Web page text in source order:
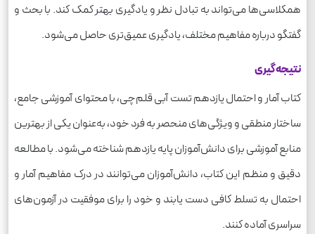
همکلاسی‌ها می‌تواند به تبادل نظر و یادگیری بهتر کمک کند. با بحث و
گفتگو درباره مفاهیم مختلف، یادگیری عمیق‌تری حاصل می‌شود.
نتیجه‌گیری
کتاب آمار و احتمال یازدهم تست آبی قلم‌چی، با محتوای آموزشی جامع،
ساختار منطقی و ویژگی‌های منحصر به فرد خود، به‌عنوان یکی از بهترین
منابع آموزشی برای دانش‌آموزان پایه یازدهم شناخته می‌شود. با مطالعه
دقیق و منظم این کتاب، دانش‌آموزان می‌توانند در درک مفاهیم آمار و
احتمال به تسلط کافی دست یابند و خود را برای موفقیت در آزمون‌های
سراسری آماده کنند.